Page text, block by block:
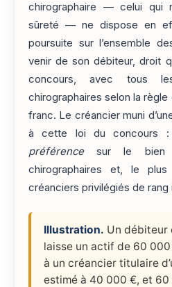
chirographaire — celui qui
sûreté — ne dispose en
poursuite sur l’ensemble
venir de son débiteur, droit
concours, avec tous
chirographaires selon la
franc. Le créancier muni
à cette loi du concours
préférencesur le bien
chirographaires et, le
créanciers privilégiés de rang
Illustration. Un débiteur
laisse un actif de 60
à un créancier titulaire
estimé à 40 000 €, et